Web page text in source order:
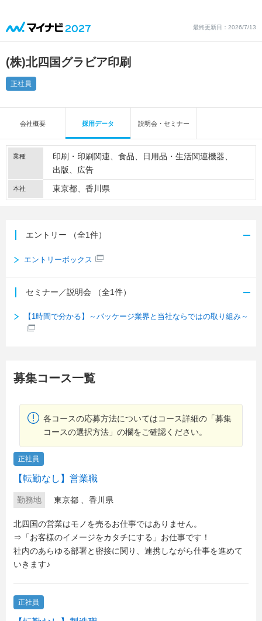
最終更新日：2026/7/13
(株)北四国グラビア印刷
正社員
会社概要 採用データ 説明会・セミナー
業種 印刷・印刷関連 食品
日用品・生活関連機器
出版
広告
本社 東京都、香川県
エントリー （全1件）
エントリーボックス
セミナー／説明会 （全1件）
【1時間で分かる】～パッケージ業界と当社ならではの取り組み～
募集コース一覧
各コースの応募方法についてはコース詳細の「募集
コースの選択方法」の欄をご確認ください。
正社員
【転勤なし】営業職
勤務地 東京都 香川県
北四国の営業はモノを売るお仕事ではありません。
⇒「お客様のイメージをカタチにする」お仕事です！
社内のあらゆる部署と密接に関り、連携しながら仕事を進めて
いきます♪
正社員